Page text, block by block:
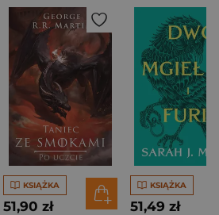
KSIĄŻKA
51,90 zł
KSIĄŻKA
51,49 zł